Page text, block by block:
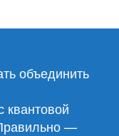
объединить
квантовой
—